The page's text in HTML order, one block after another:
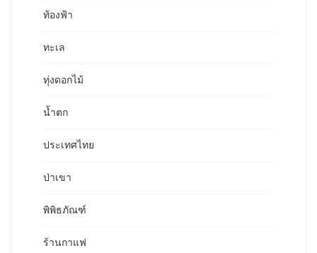
ท้องฟ้า
ทะเล
ทุ่งดอกไม้
น้ำตก
ประเทศไทย
ป่าเขา
พิพิธภัณฑ์
ร้านกาแฟ